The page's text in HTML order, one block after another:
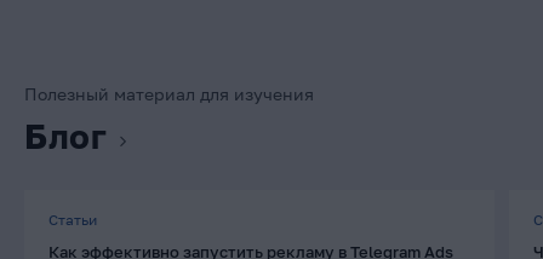
Полезный материал для изучения
Блог
Статьи
Как эффективно запустить рекламу в Telegram Ads